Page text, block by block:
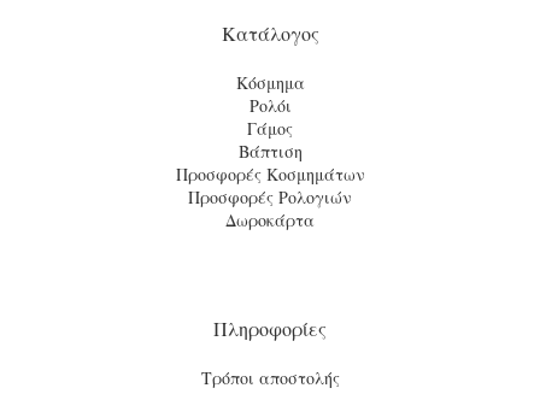
Κατάλογος
Κόσμημα
Ρολόι
Γάμος
Βάπτιση
Προσφορές Κοσμημάτων
Προσφορές Ρολογιών
Δωροκάρτα
Πληροφορίες
Τρόποι αποστολής